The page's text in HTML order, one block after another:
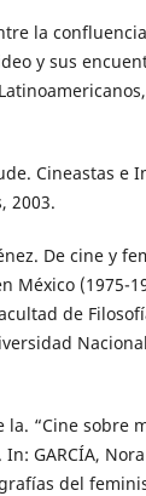
la
y sus
Cineastas e
2003.
De cine y
México (1975-
de
la. “Cine
GARCÍA,
del